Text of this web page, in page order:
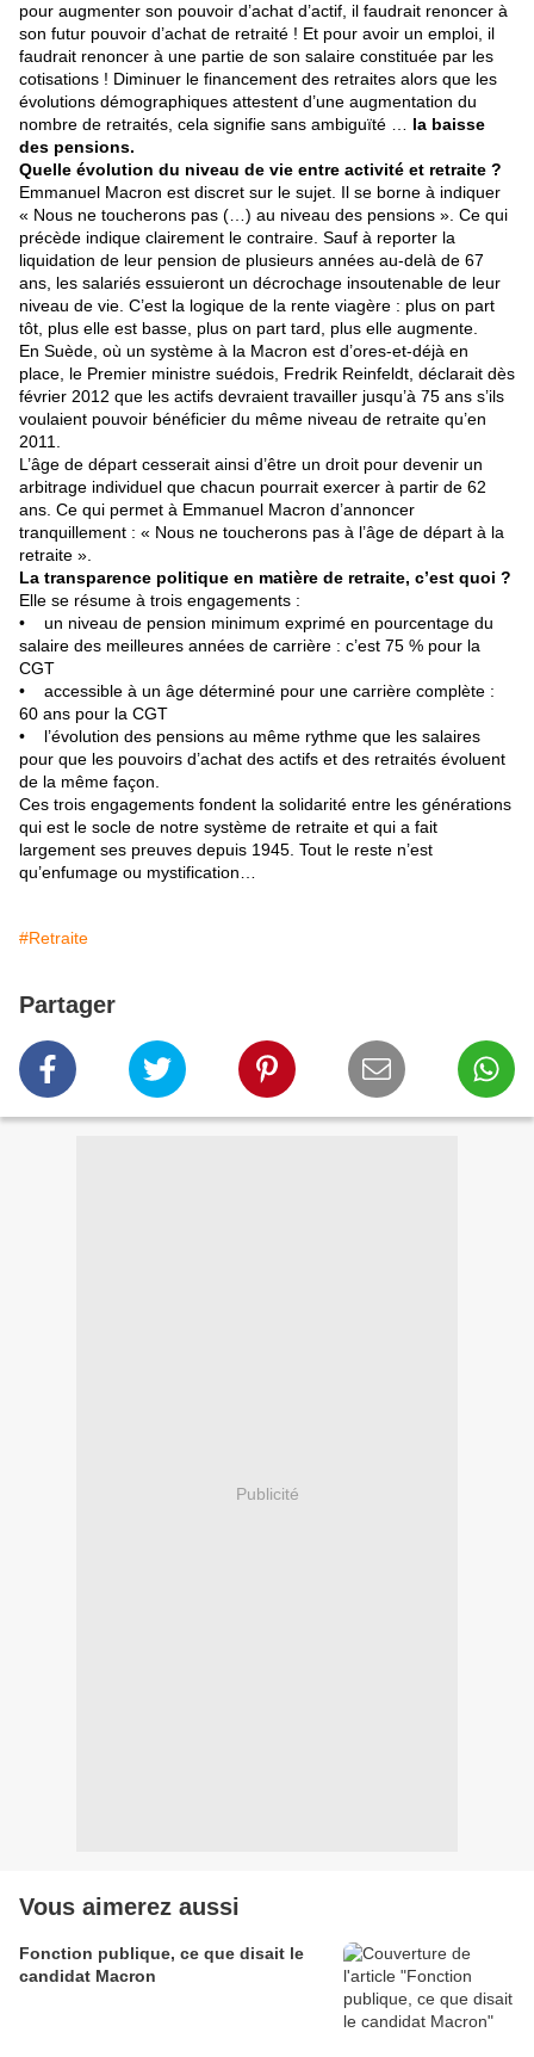
pour augmenter son pouvoir d’achat d’actif, il faudrait renoncer à
son futur pouvoir d’achat de retraité ! Et pour avoir un emploi, il
faudrait renoncer à une partie de son salaire constituée par les
cotisations ! Diminuer le financement des retraites alors que les
évolutions démographiques attestent d’une augmentation du
nombre de retraités, cela signifie sans ambiguïté … la baisse
des pensions.
Quelle évolution du niveau de vie entre activité et retraite ?
Emmanuel Macron est discret sur le sujet. Il se borne à indiquer
« Nous ne toucherons pas (…) au niveau des pensions ». Ce qui
précède indique clairement le contraire. Sauf à reporter la
liquidation de leur pension de plusieurs années au-delà de 67
ans, les salariés essuieront un décrochage insoutenable de leur
niveau de vie. C’est la logique de la rente viagère : plus on part
tôt, plus elle est basse, plus on part tard, plus elle augmente.
En Suède, où un système à la Macron est d’ores-et-déjà en
place, le Premier ministre suédois, Fredrik Reinfeldt, déclarait dès
février 2012 que les actifs devraient travailler jusqu’à 75 ans s’ils
voulaient pouvoir bénéficier du même niveau de retraite qu’en
2011.
L’âge de départ cesserait ainsi d’être un droit pour devenir un
arbitrage individuel que chacun pourrait exercer à partir de 62
ans. Ce qui permet à Emmanuel Macron d’annoncer
tranquillement : « Nous ne toucherons pas à l’âge de départ à la
retraite ».
La transparence politique en matière de retraite, c’est quoi ?
Elle se résume à trois engagements :
• un niveau de pension minimum exprimé en pourcentage du
salaire des meilleures années de carrière : c’est 75 % pour la
CGT
• accessible à un âge déterminé pour une carrière complète :
60 ans pour la CGT
• l’évolution des pensions au même rythme que les salaires
pour que les pouvoirs d’achat des actifs et des retraités évoluent
de la même façon.
Ces trois engagements fondent la solidarité entre les générations
qui est le socle de notre système de retraite et qui a fait
largement ses preuves depuis 1945. Tout le reste n’est
qu’enfumage ou mystification…
#Retraite
Partager
Publicité
Vous aimerez aussi
Fonction publique, ce que disait le
candidat Macron